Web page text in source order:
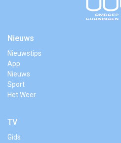
Nieuws
Nieuwstips
App
Nieuws
Sport
Het Weer
TV
Gids